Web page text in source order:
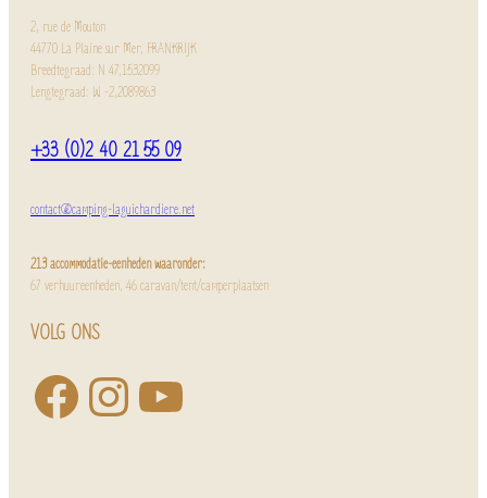
2, rue de Mouton
44770 La Plaine sur Mer, FRANKRIJK
Breedtegraad: N 47,1532099
Lengtegraad: W -2,2089863
+33 (0)2 40 21 55 09
contact@camping-laguichardiere.net
213 accommodatie-eenheden waaronder:
67 verhuureenheden, 46 caravan/tent/camperplaatsen
VOLG ONS